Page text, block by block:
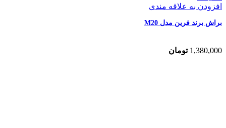
افزودن به علاقه مندی
براش برند فرین مدل M20
1,380,000 تومان